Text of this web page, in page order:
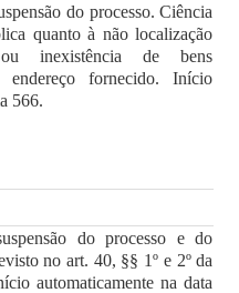
do processo. Ciência
quanto à não localização
inexistência de bens
endereço fornecido. Início
566.
do processo e do
no art. 40, §§ 1º e 2º da
automaticamente na data